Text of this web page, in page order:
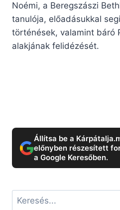
Noémi, a Beregszászi
tanulója, előadásukkal
történések, valamint báró
alakjának felidézését.
Állítsa be a
előnyben részesített
a Google Keresőben.
Keresés